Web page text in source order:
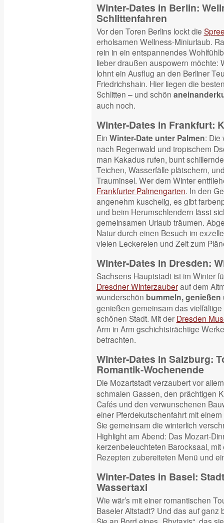
Winter-Dates in Berlin:
Schlittenfahren
Vor den Toren Berlins lockt die
erholsamen Wellness-Miniurlaub.
rein in ein entspannendes
lieber draußen auspowern möchte:
lohnt ein Ausflug an den Berliner
Friedrichshain. Hier liegen die
Schlitten – und schön
auch noch.
Winter-Dates in Frankfurt:
Ein Winter-Date unter Palmen: Die
nach Regenwald und tropischem
man Kakadus rufen, bunt
Teichen, Wasserfälle plätschern,
Trauminsel. Wer dem Winter
Frankfurter Palmengarten. In den
angenehm kuschelig, es gibt
und beim Herumschlendern lässt
gemeinsamen Urlaub träumen.
Natur durch einen Besuch im
vielen Leckereien und Zeit zum
Winter-Dates in Dresden:
Sachsens Hauptstadt ist im Winter
Dresdner Winterzauberauf dem
wunderschön bummeln,
genießen gemeinsam das
schönen Stadt. Mit der Dresden
Arm in Arm gschichtsträchtige
betrachten.
Winter-Dates in Salzburg:
Romantik-Wochenende
Die Mozartstadt verzaubert vor
schmalen Gassen, den prächtigen
Cafés und den verwunschenen
einer Pferdekutschenfahrt mit
Sie gemeinsam die winterlich
Highlight am Abend: Das Mozart-
kerzenbeleuchteten Barocksaal,
Rezepten zubereiteten Menü und
Winter-Dates in Basel:
Wassertaxi
Wie wär’s mit einer romantischen
Baseler Altstadt? Und das auf ganz